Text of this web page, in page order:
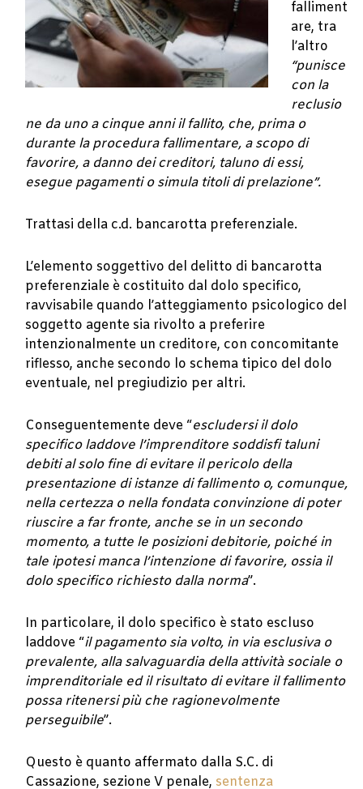
falliment
are, tra
l’altro
“punisce
con la
reclusio
ne da uno a cinque anni il fallito, che, prima o
durante la procedura fallimentare, a scopo di
favorire, a danno dei creditori, taluno di essi,
esegue pagamenti o simula titoli di prelazione”.
Trattasi della c.d. bancarotta preferenziale.
L’elemento soggettivo del delitto di bancarotta
preferenziale è costituito dal dolo specifico,
ravvisabile quando l’atteggiamento psicologico del
soggetto agente sia rivolto a preferire
intenzionalmente un creditore, con concomitante
riflesso, anche secondo lo schema tipico del dolo
eventuale, nel pregiudizio per altri.
Conseguentemente deve “escludersi il dolo
specifico laddove l’imprenditore soddisfi taluni
debiti al solo fine di evitare il pericolo della
presentazione di istanze di fallimento o, comunque,
nella certezza o nella fondata convinzione di poter
riuscire a far fronte, anche se in un secondo
momento, a tutte le posizioni debitorie, poiché in
tale ipotesi manca l’intenzione di favorire, ossia il
dolo specifico richiesto dalla norma”.
In particolare, il dolo specifico è stato escluso
laddove “il pagamento sia volto, in via esclusiva o
prevalente, alla salvaguardia della attività sociale o
imprenditorialeed il risultato di evitare il fallimento
possa ritenersi più che ragionevolmente
perseguibile”.
Questo è quanto affermato dalla S.C. di
Cassazione, sezione V penale, sentenza